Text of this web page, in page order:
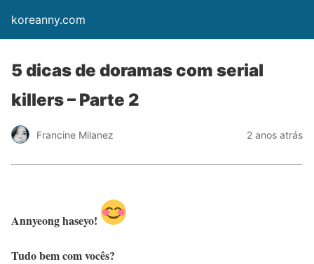
koreanny.com
5 dicas de doramas com serial
killers – Parte 2
Francine Milanez 2 anos atrás
Annyeong haseyo!
Tudo bem com vocês?